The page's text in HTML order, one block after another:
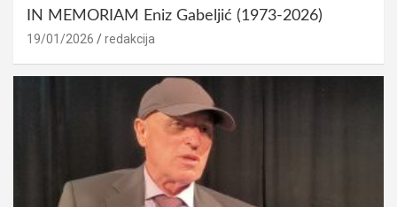
IN MEMORIAM Eniz Gabeljić (1973-2026)
19/01/2026 redakcija